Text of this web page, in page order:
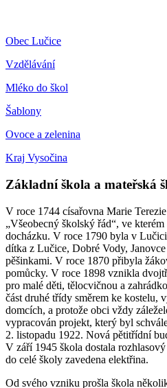
Obec Lučice
Vzdělávání
Mléko do škol
Šablony
Ovoce a zelenina
Kraj Vysočina
Základní škola a mateřská
V roce 1744 císařovna Marie
„Všeobecný školský řád“, ve
docházku. V roce 1790 byla v
dítka z Lučice, Dobré Vody,
pěšinkami. V roce 1870 přibyla
pomůcky. V roce 1898 vznikla
pro malé děti, tělocvičnou a
část druhé třídy směrem ke kostelu,
domcích, a protože obci vždy
vypracován projekt, který byl
2. listopadu 1922. Nová pětitřídní
V září 1945 škola dostala
do celé školy zavedena elektřina.
Od svého vzniku prošla škola